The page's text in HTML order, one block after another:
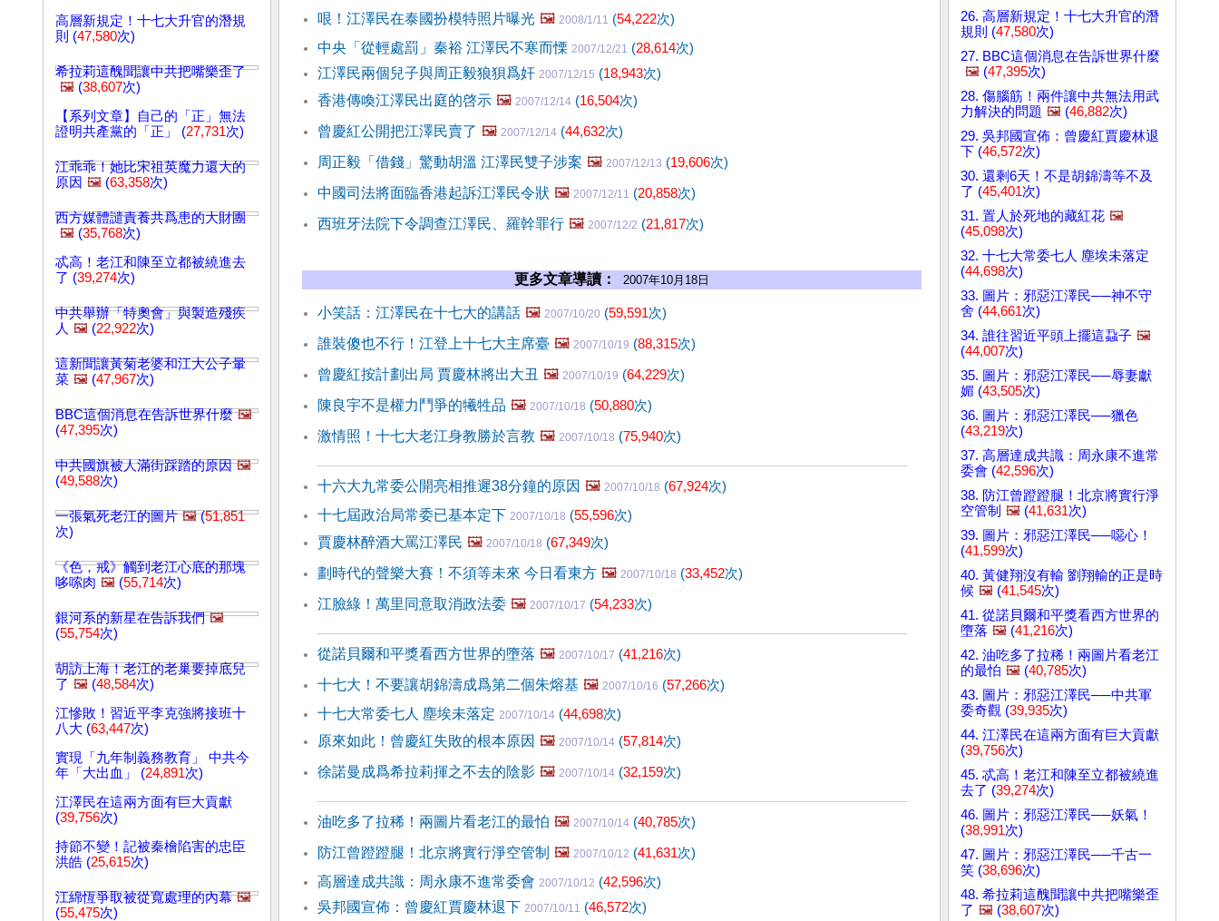
高層新規定！十七大升官的潛規
則 (47,580次)
希拉莉這醜聞讓中共把嘴樂歪了
🖼️ (38,607次)
【系列文章】自己的「正」無法
證明共產黨的「正」 (27,731次)
江乖乖！她比宋祖英魔力還大的
原因 🖼️ (63,358次)
西方媒體譴責養共爲患的大財團
🖼️ (35,768次)
忒高！老江和陳至立都被繞進去
了 (39,274次)
中共舉辦「特奧會」與製造殘疾
人 🖼️ (22,922次)
這新聞讓黃菊老婆和江大公子暈
菜 🖼️ (47,967次)
BBC這個消息在告訴世界什麼 🖼️
(47,395次)
中共國旗被人滿街踩踏的原因 🖼️
(49,588次)
一張氣死老江的圖片 🖼️(51,851
次)
《色，戒》觸到老江心底的那塊
哆嗦肉 🖼️ (55,714次)
銀河系的新星在告訴我們 🖼️
(55,754次)
胡訪上海！老江的老巢要掉底兒
了 🖼️ (48,584次)
江慘敗！習近平李克強將接班十
八大 (63,447次)
實現「九年制義務教育」 中共今
年「大出血」 (24,891次)
江澤民在這兩方面有巨大貢獻
(39,756次)
持節不變！記被秦檜陷害的忠臣
洪皓 (25,615次)
江綿恆爭取被從寬處理的內幕 🖼️
(55,475次)
哏！江澤民在泰國扮模特照片曝光 🖼️ 2008/1/11 (54,222次)
中央「從輕處罰」秦裕 江澤民不寒而慄 2007/12/21 (28,614次)
江澤民兩個兒子與周正毅狼狽爲奸 2007/12/15 (18,943次)
香港傳喚江澤民出庭的啓示 🖼️ 2007/12/14 (16,504次)
曾慶紅公開把江澤民賣了 🖼️ 2007/12/14 (44,632次)
周正毅「借錢」驚動胡溫 江澤民雙子涉案 🖼️ 2007/12/13 (19,606次)
中國司法將面臨香港起訴江澤民令狀 🖼️ 2007/12/11 (20,858次)
西班牙法院下令調查江澤民、羅幹罪行 🖼️ 2007/12/2 (21,817次)
更多文章導讀： 2007年10月18日
小笑話：江澤民在十七大的講話 🖼️ 2007/10/20 (59,591次)
誰裝傻也不行！江登上十七大主席臺 🖼️ 2007/10/19 (88,315次)
曾慶紅按計劃出局 賈慶林將出大丑 🖼️ 2007/10/19 (64,229次)
陳良宇不是權力鬥爭的犧牲品 🖼️ 2007/10/18 (50,880次)
激情照！十七大老江身教勝於言教 🖼️ 2007/10/18 (75,940次)
十六大九常委公開亮相推遲38分鐘的原因 🖼️ 2007/10/18 (67,924次)
十七屆政治局常委已基本定下 2007/10/18 (55,596次)
賈慶林醉酒大罵江澤民 🖼️ 2007/10/18 (67,349次)
劃時代的聲樂大賽！不須等未來 今日看東方 🖼️ 2007/10/18 (33,452次)
江臉綠！萬里同意取消政法委 🖼️ 2007/10/17 (54,233次)
從諾貝爾和平獎看西方世界的墮落 🖼️ 2007/10/17 (41,216次)
十七大！不要讓胡錦濤成爲第二個朱熔基 🖼️ 2007/10/16 (57,266次)
十七大常委七人 塵埃未落定 2007/10/14 (44,698次)
原來如此！曾慶紅失敗的根本原因 🖼️ 2007/10/14 (57,814次)
徐諾曼成爲希拉莉揮之不去的陰影 🖼️ 2007/10/14 (32,159次)
油吃多了拉稀！兩圖片看老江的最怕 🖼️ 2007/10/14 (40,785次)
防江曾蹬蹬腿！北京將實行淨空管制 🖼️ 2007/10/12 (41,631次)
高層達成共識：周永康不進常委會 2007/10/12 (42,596次)
吳邦國宣佈：曾慶紅賈慶林退下 2007/10/11 (46,572次)
26. 高層新規定！十七大升官的潛
規則 (47,580次)
27. BBC這個消息在告訴世界什麼
🖼️ (47,395次)
28. 傷腦筋！兩件讓中共無法用武
力解決的問題 🖼️ (46,882次)
29. 吳邦國宣佈：曾慶紅賈慶林退
下 (46,572次)
30. 還剩6天！不是胡錦濤等不及
了 (45,401次)
31. 置人於死地的藏紅花 🖼️
(45,098次)
32. 十七大常委七人 塵埃未落定
(44,698次)
33. 圖片：邪惡江澤民──神不守
舍 (44,661次)
34. 誰往習近平頭上擺這蝨子 🖼️
(44,007次)
35. 圖片：邪惡江澤民──辱妻獻
媚 (43,505次)
36. 圖片：邪惡江澤民──獵色
(43,219次)
37. 高層達成共識：周永康不進常
委會 (42,596次)
38. 防江曾蹬蹬腿！北京將實行淨
空管制 🖼️ (41,631次)
39. 圖片：邪惡江澤民──噁心！
(41,599次)
40. 黃健翔沒有輸 劉翔輸的正是時
候 🖼️ (41,545次)
41. 從諾貝爾和平獎看西方世界的
墮落 🖼️ (41,216次)
42. 油吃多了拉稀！兩圖片看老江
的最怕 🖼️ (40,785次)
43. 圖片：邪惡江澤民──中共軍
委奇觀 (39,935次)
44. 江澤民在這兩方面有巨大貢獻
(39,756次)
45. 忒高！老江和陳至立都被繞進
去了 (39,274次)
46. 圖片：邪惡江澤民──妖氣！
(38,991次)
47. 圖片：邪惡江澤民──千古一
笑 (38,696次)
48. 希拉莉這醜聞讓中共把嘴樂歪
了 🖼️ (38,607次)